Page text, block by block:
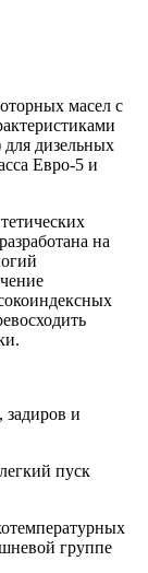
масел с
для дизельных
Евро-5 и
на
задиров и
пуск
группе